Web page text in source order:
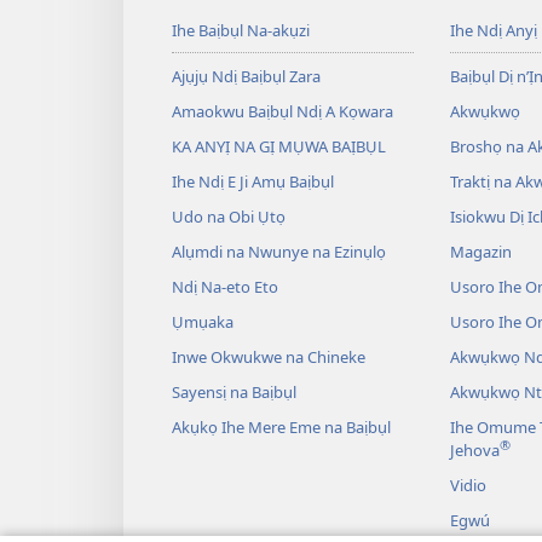
Ihe Baịbụl Na-akụzi
Ajụjụ Ndị Baịbụl Zara
Amaokwu Baịbụl Ndị A Kọwara
KA ANYỊ NA GỊ MỤWA BAỊBỤL
Ihe Ndị E Ji Amụ Baịbụl
Udo na Obi Ụtọ
Alụmdi na Nwunye na Ezinụlọ
Ndị Na-eto Eto
Ụmụaka
Inwe Okwukwe na Chineke
Sayensị na Baịbụl
Akụkọ Ihe Mere Eme na Baịbụl
Ihe Ndị Anyị
Baịbụl Dị
Akwụkwọ
Broshọ na
Traktị na
Isiokwu Dị
Magazin
Usoro Ihe
Usoro Ihe
Akwụkwọ
Akwụkwọ
Ihe Omume
Jehova®
Vidio
Egwú